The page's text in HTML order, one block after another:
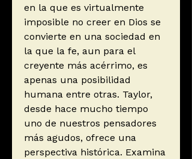
en la que es virtualmente
imposible no creer en Dios se
convierte en una sociedad en
la que la fe, aun para el
creyente más acérrimo, es
apenas una posibilidad
humana entre otras. Taylor,
desde hace mucho tiempo
uno de nuestros pensadores
más agudos, ofrece una
perspectiva histórica. Examina